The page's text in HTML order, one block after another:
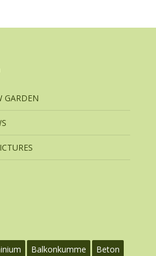
GARDEN
Balkonkumme
Beton